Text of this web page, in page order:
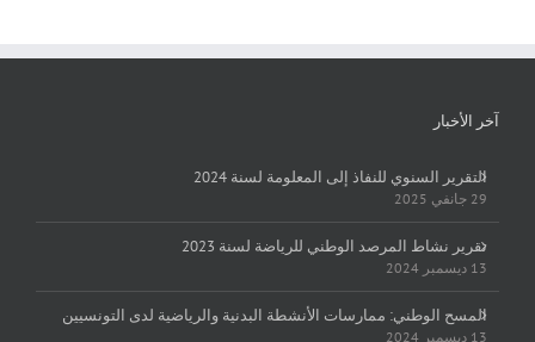
آخر الأخبار
التقرير السنوي للنفاذ إلى المعلومة لسنة 2024
29 جانفي 2025
تقرير نشاط المرصد الوطني للرياضة لسنة 2023
13 ديسمبر 2024
المسح الوطني: ممارسات الأنشطة البدنية والرياضية لدى التونسيين
13 ديسمبر 2024